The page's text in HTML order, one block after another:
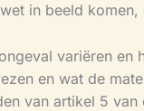
in beeld
variëren en
en wat de
van artikel 5 van